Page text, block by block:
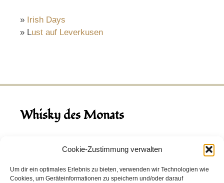
Cookie-Zustimmung verwalten
Um dir ein optimales Erlebnis zu bieten, verwenden wir Technologien wie
Cookies, um Geräteinformationen zu speichern und/oder darauf
» Irish Days
» Lust auf Leverkusen
Whisky des Monats
August 2026
Hinch Double Wood
Destillerie:Hinch(Irland)